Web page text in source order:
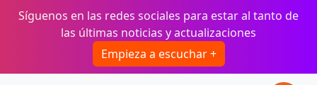
Pasar al contenido principal
Síguenos en las redes sociales para estar al tanto de
las últimas noticias y actualizaciones
Empieza a escuchar +